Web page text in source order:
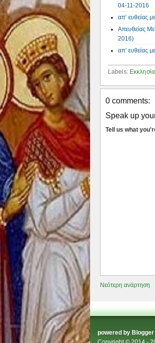
04-11-2016
απ’ ευθείας
Απευθείας
2016)
απ’ ευθείας
Labels:
0 comments:
Speak up
Tell us what
Νεότερη ανάρτηση
powered by Blogger